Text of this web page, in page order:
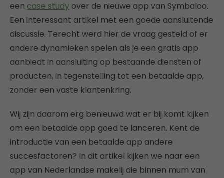
een case study over de nieuwe app van Symbaloo.
Een interessant artikel met een goede aansluitende
discussie. Terecht werd hier de vraag gesteld of er
andere dynamieken spelen als je een gratis app
aanbiedt in aansluiting op bestaande diensten of
producten, in tegenstelling tot een betaalde app,
zonder een vaste klantenkring.
Wij zijn daarom erg benieuwd wat er bij komt kijken
om een betaalde app goed te lanceren. Kent de
introductie van een betaalde app andere
succesfactoren? In dit artikel kijken we naar een
app van Nederlandse makelij die binnen mum van